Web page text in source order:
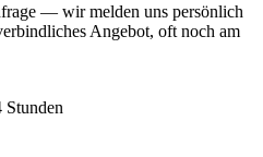
— wir melden uns persönlich
Angebot, oft noch am